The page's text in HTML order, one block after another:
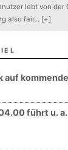
lebt von
also fair... [+]
auf
führt u. a.